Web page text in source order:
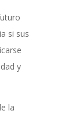
si sus
y
la